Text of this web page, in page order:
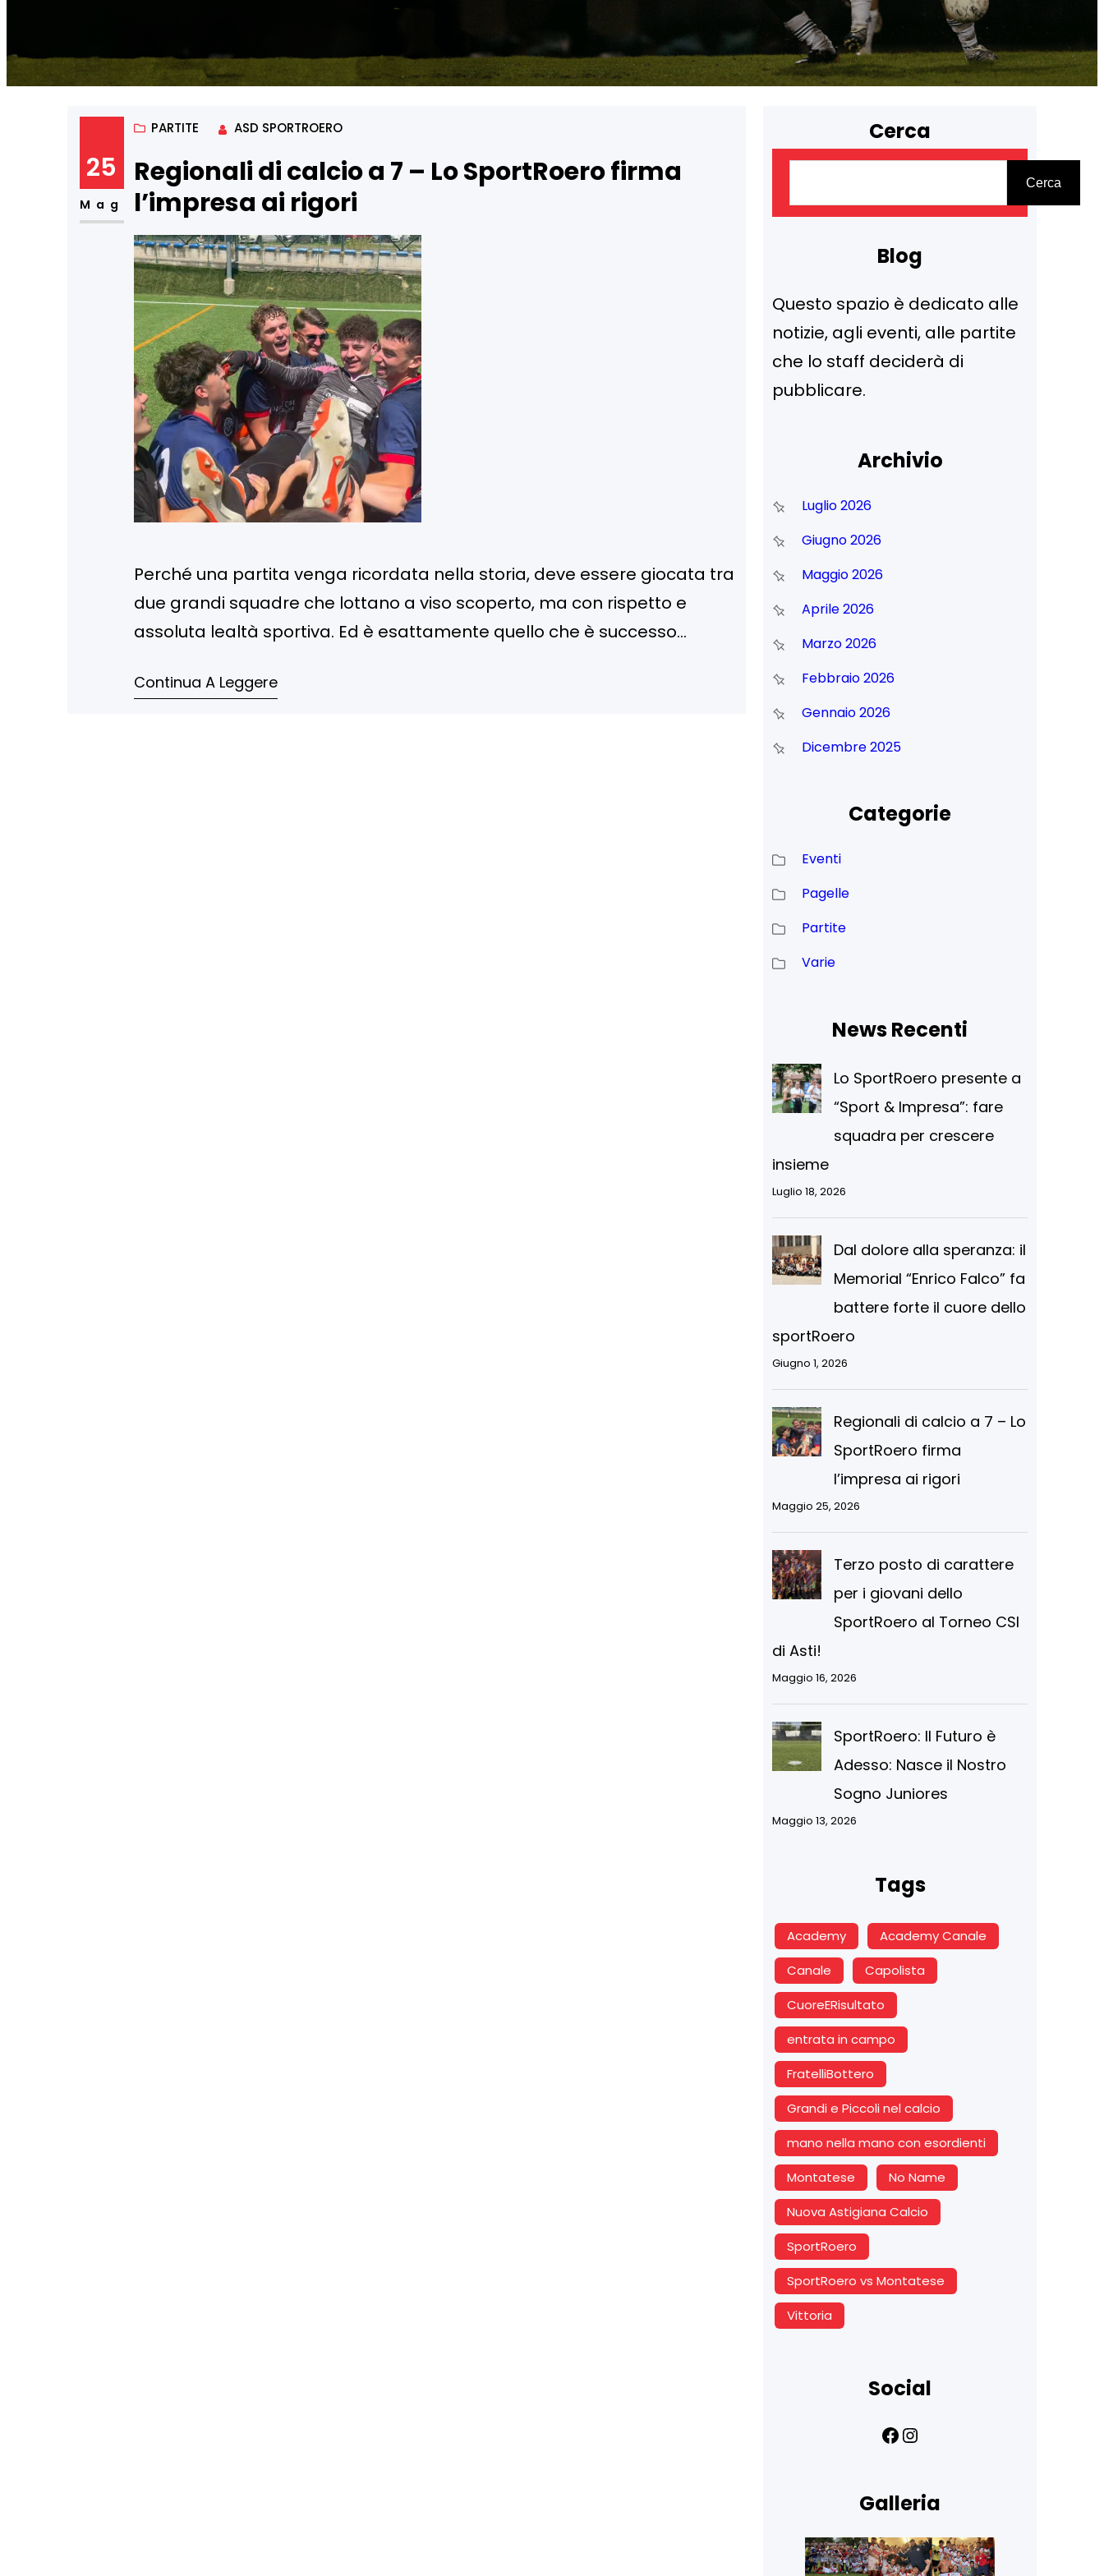
25
Mag
PARTITE ASD SPORTROERO
Regionali di calcio a 7 – Lo SportRoero firma
l’impresa ai rigori
Perché una partita venga ricordata nella storia, deve essere giocata tra
due grandi squadre che lottano a viso scoperto, ma con rispetto e
assoluta lealtà sportiva. Ed è esattamente quello che è successo
grandissimo applauso al Borgo San Dalmazzo: un avversario
Continua A Leggere
Cerca
r
Cerca
Blog
Questo spazio è dedicato alle
notizie, agli eventi, alle partite
che lo staff deciderà di
pubblicare.
Archivio
Luglio 2026
Giugno 2026
Maggio 2026
Aprile 2026
Marzo 2026
Febbraio 2026
Gennaio 2026
Dicembre 2025
Categorie
Eventi
Pagelle
Partite
Varie
News Recenti
Lo SportRoero presente a
“Sport & Impresa”: fare
squadra per crescere
insieme
Luglio 18, 2026
Dal dolore alla speranza: il
Memorial “Enrico Falco” fa
battere forte il cuore dello
sportRoero
Giugno 1, 2026
Regionali di calcio a 7 – Lo
SportRoero firma
l’impresa ai rigori
Maggio 25, 2026
Terzo posto di carattere
per i giovani dello
SportRoero al Torneo CSI
di Asti!
Maggio 16, 2026
SportRoero: Il Futuro è
Adesso: Nasce il Nostro
Sogno Juniores
Maggio 13, 2026
Tags
Academy
Academy Canale
Canale
Capolista
CuoreERisultato
entrata in campo
FratelliBottero
Grandi e Piccoli nel calcio
mano nella mano con esordienti
Montatese
No Name
Nuova Astigiana Calcio
SportRoero
SportRoero vs Montatese
Vittoria
Social
Facebook Instagram
Galleria